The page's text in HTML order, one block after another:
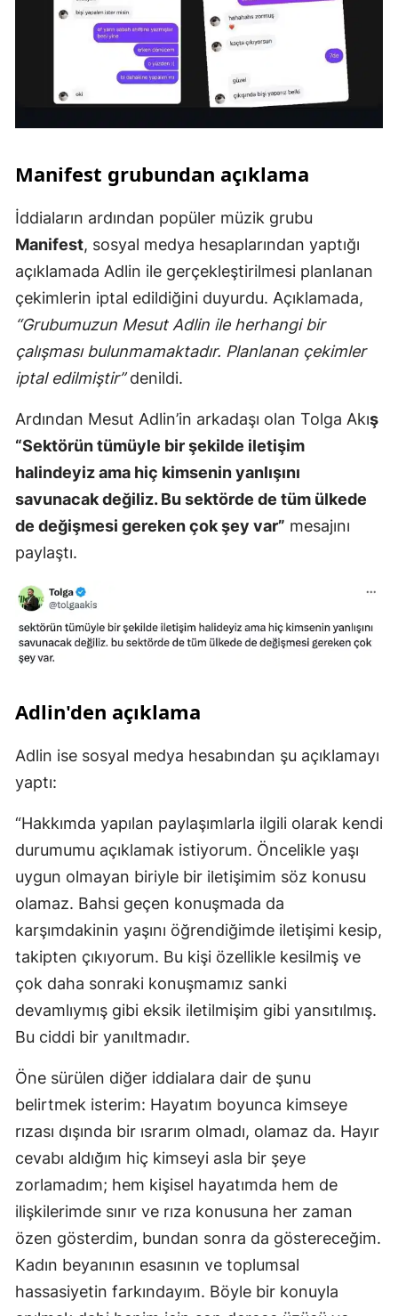
Manifest grubundan açıklama
İddiaların ardından popüler müzik grubu
Manifest, sosyal medya hesaplarından yaptığı
açıklamada Adlin ile gerçekleştirilmesi planlanan
çekimlerin iptal edildiğini duyurdu. Açıklamada,
“Grubumuzun Mesut Adlin ile herhangi bir
çalışması bulunmamaktadır. Planlanan çekimler
iptal edilmiştir”denildi.
Ardından Mesut Adlin’in arkadaşı olan Tolga Akış
“Sektörün tümüyle bir şekilde iletişim
halindeyiz ama hiç kimsenin yanlışını
savunacak değiliz. Bu sektörde de tüm ülkede
de değişmesi gereken çok şey var” mesajını
paylaştı.
Adlin'den açıklama
Adlin ise sosyal medya hesabından şu açıklamayı
yaptı:
“Hakkımda yapılan paylaşımlarla ilgili olarak kendi
durumumu açıklamak istiyorum. Öncelikle yaşı
uygun olmayan biriyle bir iletişimim söz konusu
olamaz. Bahsi geçen konuşmada da
karşımdakinin yaşını öğrendiğimde iletişimi kesip,
takipten çıkıyorum. Bu kişi özellikle kesilmiş ve
çok daha sonraki konuşmamız sanki
devamlıymış gibi eksik iletilmişim gibi yansıtılmış.
Bu ciddi bir yanıltmadır.
Öne sürülen diğer iddialara dair de şunu
belirtmek isterim: Hayatım boyunca kimseye
rızası dışında bir ısrarım olmadı, olamaz da. Hayır
cevabı aldığım hiç kimseyi asla bir şeye
zorlamadım; hem kişisel hayatımda hem de
ilişkilerimde sınır ve rıza konusuna her zaman
özen gösterdim, bundan sonra da göstereceğim.
Kadın beyanının esasının ve toplumsal
hassasiyetin farkındayım. Böyle bir konuyla